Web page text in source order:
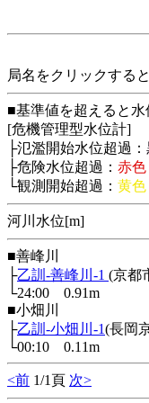
局名をクリックする
■基準値を超えると水
[危機管理型水位計]
├氾濫開始水位超過：
├危険水位超過： 赤色
└観測開始超過： 黄色
河川水位[m]
■善峰川
├乙訓-善峰川-1 (京都
└24:00 0.91m
■小畑川
├乙訓-小畑川-1(長岡
└00:10 0.11m
<前 1/1頁 次>